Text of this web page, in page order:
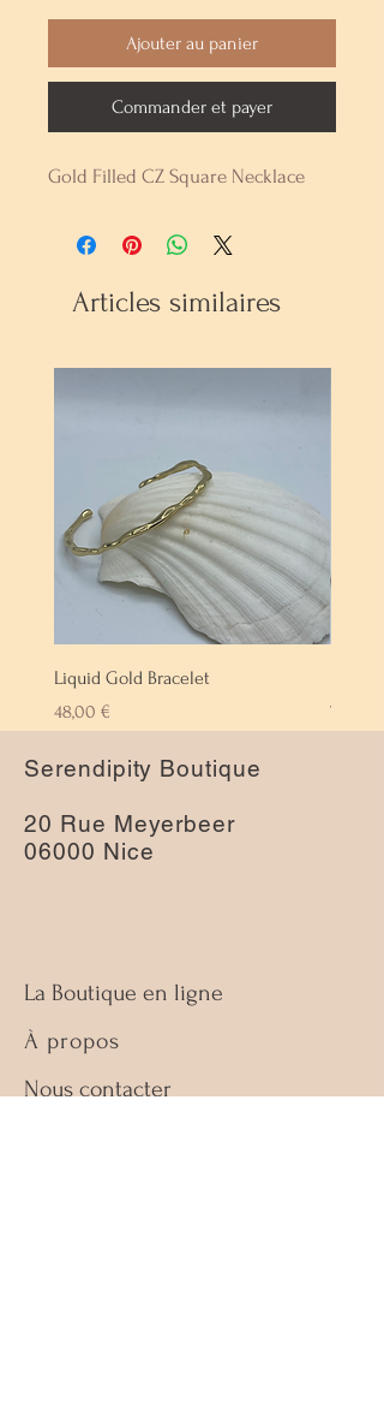
Ajouter au panier
Commander et payer
Gold Filled CZ Square Necklace
Articles similaires
Liquid Gold Bracelet
Prix
48,00 €
Prix
72,00 €
Serendipity Boutique
20 Rue Meyerbeer
06000 Nice
La Boutique en ligne
À propos
Nous contacter